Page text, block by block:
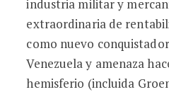
industria militar y
extraordinaria de
como nuevo
Venezuela y amenaza
hemisferio (incluida